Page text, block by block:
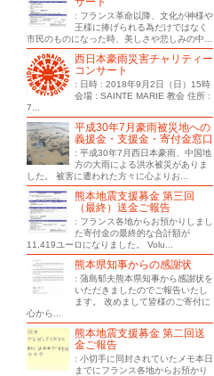
: フランス革命以降、文化が神様や
王様に捧げられる為だけではなく
市民のものになった時、美しさや悲しみの中...
西日本豪雨災害チャリティー
コンサート
: 日時 : 2018年9月2日（日）15時
会場 : SAINTE MARIE 教会 住所 :
7...
平成30年7月豪雨被災地への
義援金・支援金・寄付金窓口
: 平成30年7月西日本豪雨、中国地
方の大雨による洪水被災がありま
した。 被害に遭われた方々に心よりお...
熊本地震支援募金 第三回
（最終）送金ご報告
: フランス各地からお預かりしまし
た寄付金の最終的な合計額が
11,419ユーロになりました。 Volu...
熊本県知事からの感謝状
: 蒲島郁夫熊本県知事から感謝状を
いただきましたのでご報告いたし
ます。 改めまして皆様のご寄付に
心から...
熊本地震支援募金 第二回送
金ご報告
: 小切手に同封されていたメモ本日
までにフランス各地からお預かり